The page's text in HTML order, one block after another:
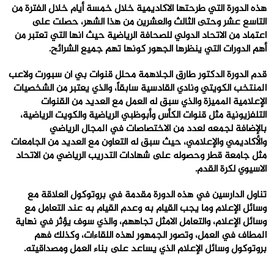
هذه الدورة التي طرحتها الاكاديمية خلال خمسة أيام خلال الفترة من
التاسع عشر وحتى الثالث والعشرين من هذا الشهر، حصلت على
اعتماد من الاتحاد الدولي للصحافة الرياضية حيث انها التي تعتبر من
أهم الدورات التي ينظرها الجهور كونها تهم جميع الشرائح.
قدم الدورة الدكتور طارق الجلاهمة محلل قنوات بي ان سبورت ولاعب
المنتخب الكويتي ونادي القادسية سابقاً، والذي يعتبر من الشخصيات
الإعلامية المميزة والذي سبق له العمل مع العديد من القنوات
التلفزيونية مثل قنوات الكأس وأبوظبي الرياضية والكويت الرياضية،
بالإضافة لجمعه لعدد من الاختصاصات في المجال الرياضي
والأكاديمي والإعلامي، حيث سبق له التعاون مع العديد من الجامعات
مثل جامعة قطر وحصوله على شهادات التدريب الرياضي من الاتحاد
الاسيوي لكرة القدم.
تناول الدارسين في هذه الدورة مقدمة في بروتوكول العلاقة مع
وسائل الإعلام وما يجب القيام به وعدم القيام به عند التعامل مع
وسائل الإعلام،والتعامل الامثلتجاههم،والذي سوفيؤثر في نهاية
المطاف فيالعمل،وتصورالجمهورلهذه اللقاءات، وكذلكفهم
بروتوكول وسائل الإعلامالذي يساعدعلى بناءالعملومصداقيته.